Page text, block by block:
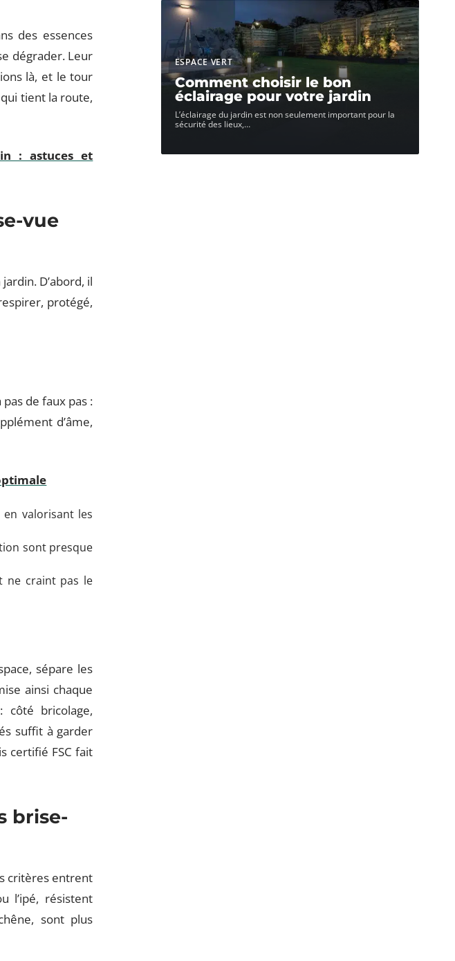
des essences
dégrader. Leur
là, et le tour
tient la route,
: astuces et
vue
D’abord, il
protégé,
pas de faux pas :
d’âme,
valorisant les
sont presque
ne craint pas le
sépare les
ainsi chaque
bricolage,
suffit à garder
certifié FSC fait
brise-
critères entrent
l’ipé, résistent
sont plus
ESPACE VERT
Comment choisir le bon
éclairage pour votre jardin
L’éclairage du jardin est non seulement important pour la
sécurité des lieux,…